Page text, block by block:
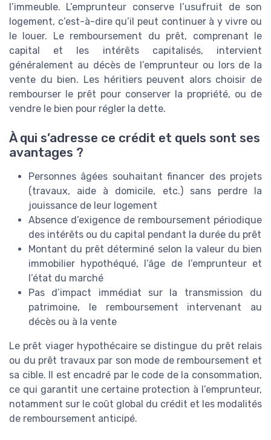
l’immeuble. L’emprunteur conserve l’usufruit de son
logement, c’est-à-dire qu’il peut continuer à y vivre ou
le louer. Le remboursement du prêt, comprenant le
capital et les intérêts capitalisés, intervient
généralement au décès de l’emprunteur ou lors de la
vente du bien. Les héritiers peuvent alors choisir de
rembourser le prêt pour conserver la propriété, ou de
vendre le bien pour régler la dette.
À qui s’adresse ce crédit et quels sont ses
avantages ?
Personnes âgées souhaitant financer des projets
(travaux, aide à domicile, etc.) sans perdre la
jouissance de leur logement
Absence d’exigence de remboursement périodique
des intérêts ou du capital pendant la durée du prêt
Montant du prêt déterminé selon la valeur du bien
immobilier hypothéqué, l’âge de l’emprunteur et
l’état du marché
Pas d’impact immédiat sur la transmission du
patrimoine, le remboursement intervenant au
décès ou à la vente
Le prêt viager hypothécaire se distingue du prêt relais
ou du prêt travaux par son mode de remboursement et
sa cible. Il est encadré par le code de la consommation,
ce qui garantit une certaine protection à l’emprunteur,
notamment sur le coût global du crédit et les modalités
de remboursement anticipé.